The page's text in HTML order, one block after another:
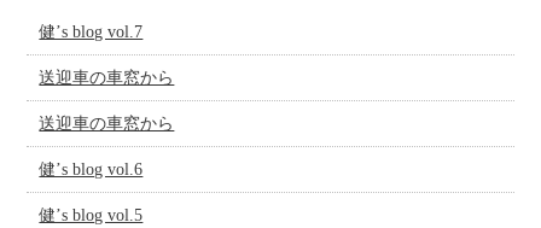
健’s blog vol.7
送迎車の車窓から
送迎車の車窓から
健’s blog vol.6
健’s blog vol.5